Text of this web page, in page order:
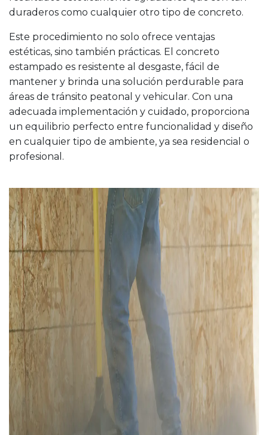
duraderos como cualquier otro tipo de concreto.
Este procedimiento no solo ofrece ventajas
estéticas, sino también prácticas. El concreto
estampado es resistente al desgaste, fácil de
mantener y brinda una solución perdurable para
áreas de tránsito peatonal y vehicular. Con una
adecuada implementación y cuidado, proporciona
un equilibrio perfecto entre funcionalidad y diseño
en cualquier tipo de ambiente, ya sea residencial o
profesional.